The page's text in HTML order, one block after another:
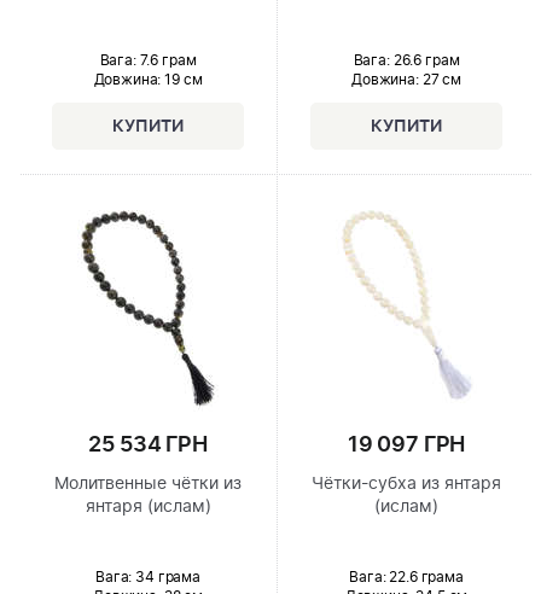
Вага: 7.6 грам
Довжина: 19 см
Вага: 26.6 грам
Довжина:27 см
25 534 ГРН
Молитвенные чётки из
янтаря (ислам)
Вага: 34 грама
19 097 ГРН
Чётки-субха из янтаря
(ислам)
Вага: 22.6 грама